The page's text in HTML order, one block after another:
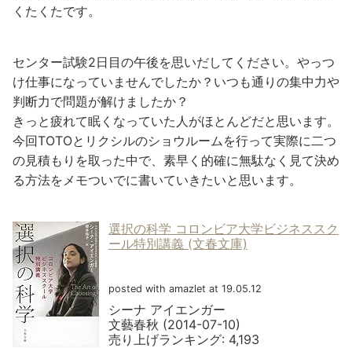
くたくたです。
センター試験2日目の午後を思いだしてください。やっつ
け仕事になっていませんでしたか？いつも通りの集中力や
判断力で問題が解けましたか？
きっと疲れて眠くなっていた人がほとんどだと思います。
今回TOTOとリクシルのショウルームを行って実際に二つ
の見積もりを取った中で、素早く的確に無駄なく見て決め
る方法をメモついでに書いていきたいと思います。
選択の科学 コロンビア大学ビジネススク
ール特別講義 (文春文庫)
posted with amazlet at 19.05.12
シーナ アイエンガー
文藝春秋 (2014-07-10)
売り上げランキング: 4,193